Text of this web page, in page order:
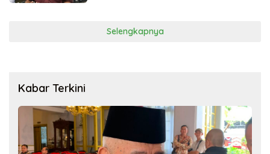
Selengkapnya
Kabar Terkini